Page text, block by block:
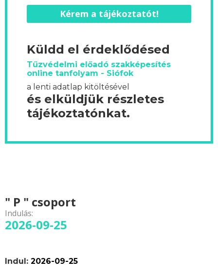
Kérem a tájékoztatót!
Küldd el érdeklődésed
Tűzvédelmi előadó szakképesítés
online tanfolyam - Siófok
a lenti adatlap kitöltésével
és elküldjük részletes
tájékoztatónkat.
" P " csoport
Indulás:
2026-09-25
Indul: 2026-09-25